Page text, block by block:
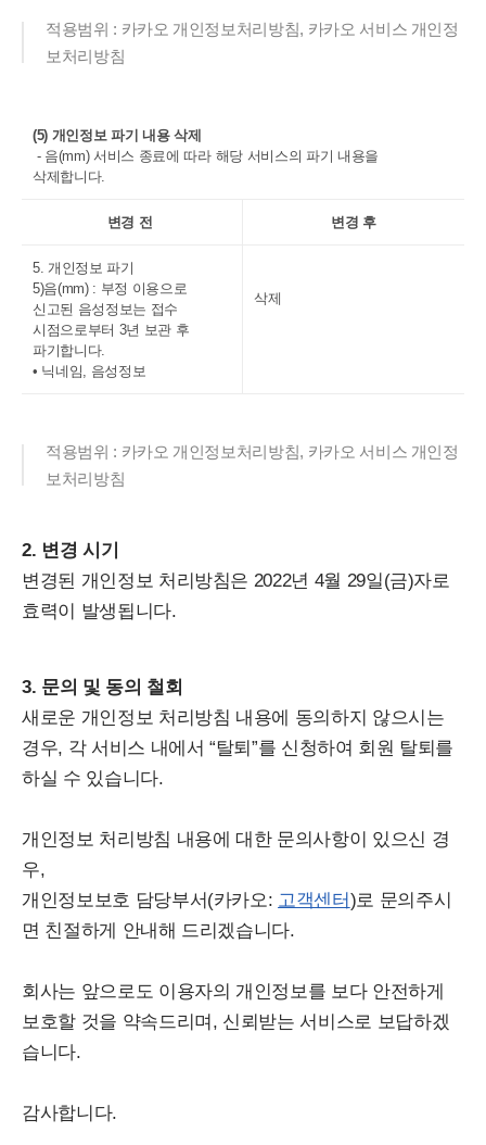
적용범위 : 카카오 개인정보처리방침, 카카오 서비스 개인정
보처리방침
(5) 개인정보 파기 내용 삭제
- 음(mm) 서비스 종료에 따라 해당 서비스의 파기 내용을
삭제합니다.
변경 전 변경 후
5. 개인정보 파기
5)음(mm) : 부정 이용으로
신고된 음성정보는 접수
시점으로부터 3년 보관 후
파기합니다.
• 닉네임, 음성정보
삭제
적용범위 : 카카오 개인정보처리방침, 카카오 서비스 개인정
보처리방침
2. 변경 시기
변경된 개인정보 처리방침은 2022년 4월 29일(금)자로
효력이 발생됩니다.
3. 문의 및 동의 철회
새로운 개인정보 처리방침 내용에 동의하지 않으시는
경우, 각 서비스 내에서 “탈퇴”를 신청하여 회원 탈퇴를
하실 수 있습니다.
개인정보 처리방침 내용에 대한 문의사항이 있으신 경
우,
개인정보보호 담당부서(카카오: 고객센터)로 문의주시
면 친절하게 안내해 드리겠습니다.
회사는 앞으로도 이용자의 개인정보를 보다 안전하게
보호할 것을 약속드리며, 신뢰받는 서비스로 보답하겠
습니다.
감사합니다.